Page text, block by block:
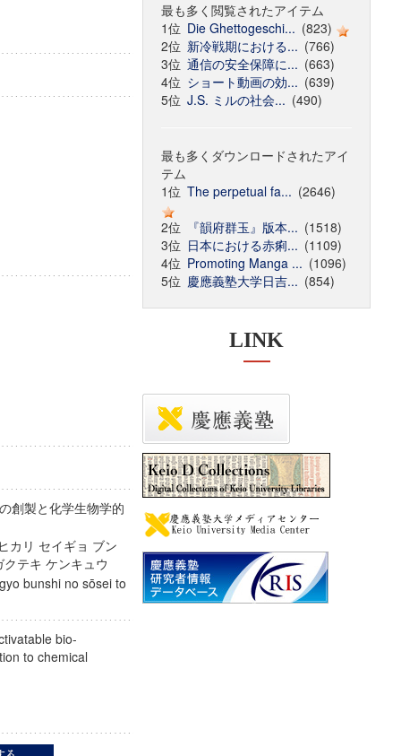
創製と化学生物学的
カリ セイギョ ブン
クテキ ケンキュウ
bunshi no sōsei to
bio-
to chemical
最も多く閲覧されたアイテム
1位 Die Ghettogeschi... (823)
2位 新冷戦期における... (766)
3位 通信の安全保障に... (663)
4位 ショート動画の効... (639)
5位 J.S. ミルの社会... (490)
最も多くダウンロードされたアイ
テム
1位 The perpetual fa... (2646)
2位
『韻府群玉』版本... (1518)
3位 日本における赤痢... (1109)
4位 Promoting Manga ... (1096)
5位 慶應義塾大学日吉... (854)
LINK